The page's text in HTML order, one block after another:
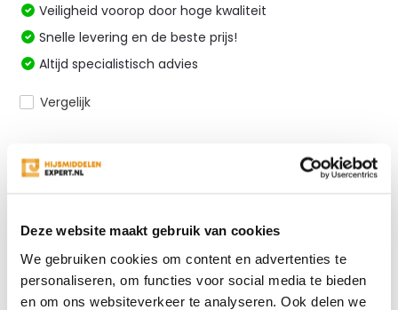
Deze website maakt gebruik van cookies
We gebruiken cookies om content en advertenties te
personaliseren, om functies voor social media te bieden
en om ons websiteverkeer te analyseren. Ook delen we
Veiligheid voorop door hoge kwaliteit
Snelle levering en de beste prijs!
Altijd specialistisch advies
Vergelijk
Productomschrijving
Specificaties
Reviews